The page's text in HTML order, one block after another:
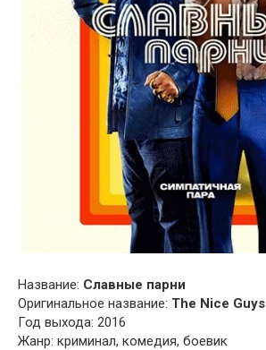
Название: Славные парни
Оригинальное название: The Nice Guys
Год выхода: 2016
Жанр: криминал, комедия, боевик